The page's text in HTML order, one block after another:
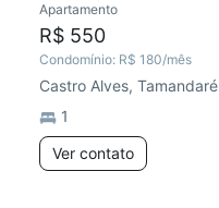
Apartamento
R$ 550
Condomínio: R$ 180/mês
Castro Alves, Tamandaré
1
Ver contato